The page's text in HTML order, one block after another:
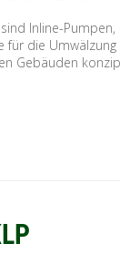
sind Inline-Pumpen,
für die Umwälzung
Gebäuden